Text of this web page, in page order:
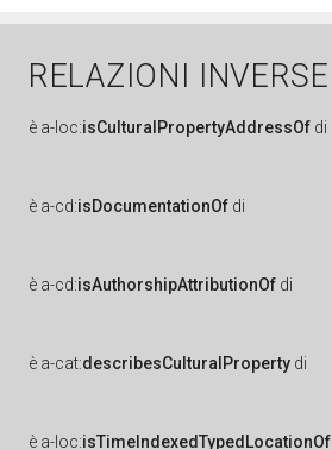
RELAZIONI INVERSE
è a-loc:isCulturalPropertyAddressOf di
è a-cd:isDocumentationOf di
è a-cd:isAuthorshipAttributionOf di
è a-cat:describesCulturalProperty di
è a-loc:isTimeIndexedTypedLocationOf